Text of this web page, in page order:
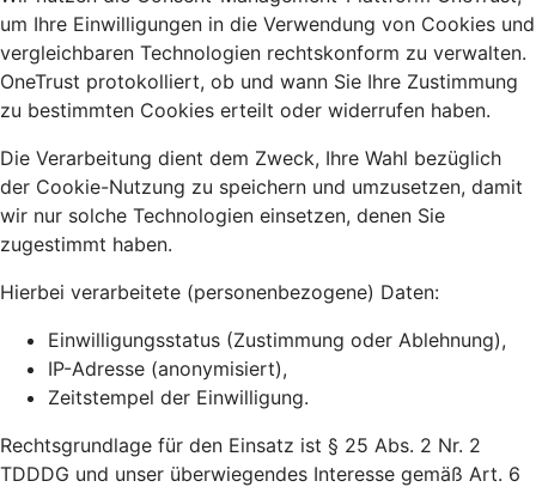
um Ihre Einwilligungen in die Verwendung von Cookies und
vergleichbaren Technologien rechtskonform zu verwalten.
OneTrust protokolliert, ob und wann Sie Ihre Zustimmung
zu bestimmten Cookies erteilt oder widerrufen haben.
Die Verarbeitung dient dem Zweck, Ihre Wahl bezüglich
der Cookie-Nutzung zu speichern und umzusetzen, damit
wir nur solche Technologien einsetzen, denen Sie
zugestimmt haben.
Hierbei verarbeitete (personenbezogene) Daten:
Einwilligungsstatus (Zustimmung oder Ablehnung),
IP-Adresse (anonymisiert),
Zeitstempel der Einwilligung.
Rechtsgrundlage für den Einsatz ist § 25 Abs. 2 Nr. 2
TDDDG und unser überwiegendes Interesse gemäß Art. 6